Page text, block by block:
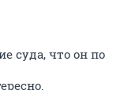
суда, что он по